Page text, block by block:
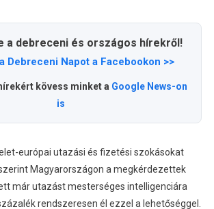
a debreceni és országos hírekről!
Debreceni Napot a Facebookon >>
kövess minket a Google News-on
is
európai utazási és fizetési szokásokat
Magyarországon a megkérdezettek
már utazást mesterséges intelligenciára
rendszeresen él ezzel a lehetőséggel.